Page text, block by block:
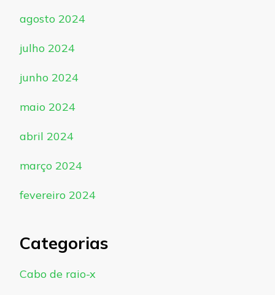
agosto 2024
julho 2024
junho 2024
maio 2024
abril 2024
março 2024
fevereiro 2024
Categorias
Cabo de raio-x